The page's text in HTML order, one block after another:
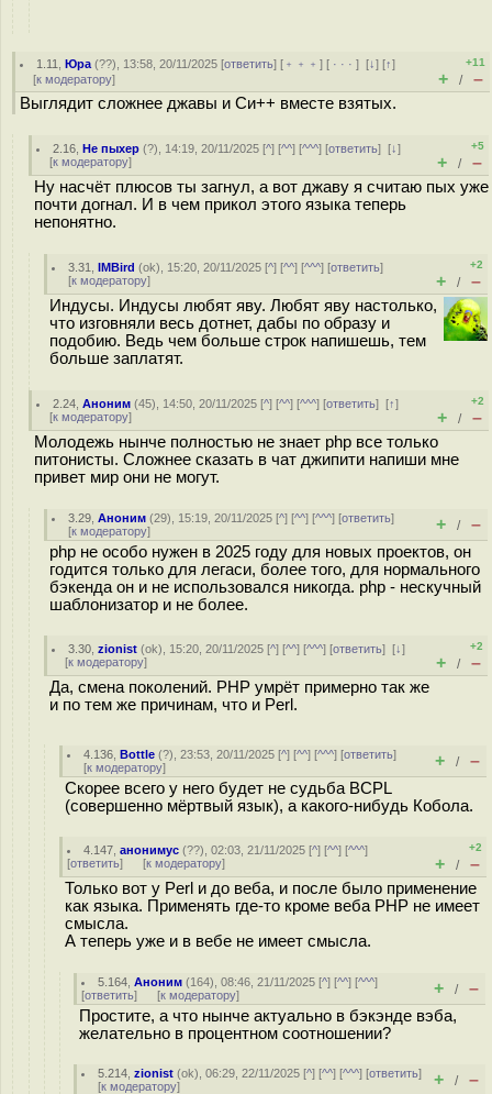
1.11 ,Юра (??), 13:58, 20/11/2025 [ответить] [ ﹢﹢﹢] [ · · ·][↓] [↑]
[к модератору]
+11
+ / –
Выглядит сложнее джавы и Си++ вместе взятых.
2.16 ,Не пыхер (?), 14:19, 20/11/2025 [^] [^^] [^^^] [ответить][↓]
[к модератору]
+5
+ / –
Ну насчёт плюсов ты загнул, а вот джаву я считаю пых уже
почти догнал. И в чем прикол этого языка теперь
непонятно.
3.31 ,IMBird (ok), 15:20, 20/11/2025 [^] [^^] [^^^] [ответить]
[к модератору]
+2
+ / –
Индусы. Индусы любят яву. Любят яву настолько,
что изговняли весь дотнет, дабы по образу и
подобию. Ведь чем больше строк напишешь, тем
больше заплатят.
2.24 ,Аноним (45), 14:50, 20/11/2025 [^] [^^] [^^^] [ответить][↑]
[к модератору]
+2
+ / –
Молодежь нынче полностью не знает php все только
питонисты. Сложнее сказать в чат джипити напиши мне
привет мир они не могут.
3.29 ,Аноним (29), 15:19, 20/11/2025 [^] [^^] [^^^] [ответить]
[к модератору] + / –
php не особо нужен в 2025 году для новых проектов, он
годится только для легаси, более того, для нормального
бэкенда он и не использовался никогда. php - нескучный
шаблонизатор и не более.
3.30 ,zionist (ok), 15:20, 20/11/2025 [^] [^^] [^^^] [ответить][↓]
[к модератору]
+2
+ / –
Да, смена поколений. PHP умрёт примерно так же
и по тем же причинам, что и Perl.
4.136 ,Bottle (?), 23:53, 20/11/2025 [^] [^^] [^^^] [ответить]
[к модератору] + / –
Скорее всего у него будет не судьба BCPL
(совершенно мёртвый язык), а какого-нибудь Кобола.
4.147 ,анонимус (??), 02:03, 21/11/2025 [^] [^^] [^^^]
[ответить] [к модератору]
+2
+ / –
Только вот у Perl и до веба, и после было применение
как языка. Применять где-то кроме веба PHP не имеет
смысла.
А теперь уже и в вебе не имеет смысла.
5.164 ,Аноним (164), 08:46, 21/11/2025 [^] [^^] [^^^]
[ответить] [к модератору] + / –
Простите, а что нынче актуально в бэкэнде вэба,
желательно в процентном соотношении?
5.214 ,zionist (ok), 06:29, 22/11/2025 [^] [^^] [^^^] [ответить]
[к модератору] + / –